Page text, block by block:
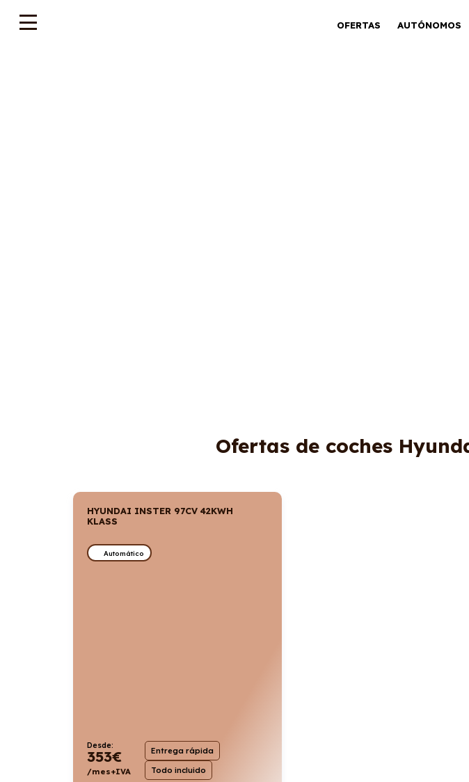
OFERTAS AUTÓNOMOS
Ofertas de coches
HYUNDAI INSTER 97CV 42KWH
KLASS
Automático
Desde:
353€
/mes+IVA
Entrega rápida
Todo incluido